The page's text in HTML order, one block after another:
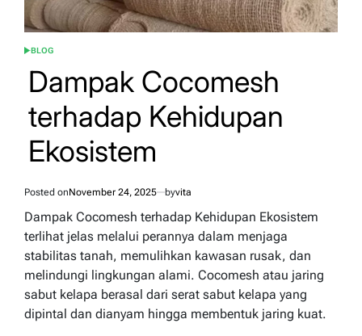
POSTED
BLOG
Dampak Cocomesh
terhadap Kehidupan
Ekosistem
Posted onNovember 24, 2025 byvita
Dampak Cocomesh terhadap Kehidupan Ekosistem
terlihat jelas melalui perannya dalam menjaga
stabilitas tanah, memulihkan kawasan rusak, dan
melindungi lingkungan alami. Cocomesh atau jaring
sabut kelapa berasal dari serat sabut kelapa yang
dipintal dan dianyam hingga membentuk jaring kuat.